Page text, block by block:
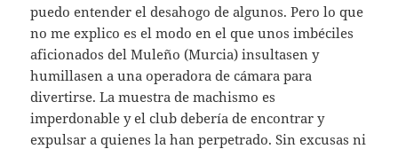
puedo entender el desahogo de algunos. Pero lo que
no me explico es el modo en el que unos imbéciles
aficionados del Muleño (Murcia) insultasen y
humillasen a una operadora de cámara para
divertirse. La muestra de machismo es
imperdonable y el club debería de encontrar y
expulsar a quienes la han perpetrado. Sin excusas ni